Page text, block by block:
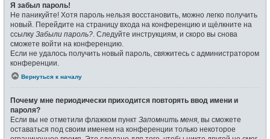
Я забыл пароль!
Не паникуйте! Хотя пароль нельзя восстановить, можно легко получить
новый. Перейдите на страницу входа на конференцию и щёлкните на
ссылку Забыли пароль? . Следуйте инструкциям, и скоро вы снова
сможете войти на конференцию.
Если не удалось получить новый пароль, свяжитесь с администратором
конференции.
Вернуться к началу
Почему мне периодически приходится повторять ввод имени и
пароля?
Если вы не отметили флажком пункт Запомнить меня , вы сможете
оставаться под своим именем на конференции только некоторое